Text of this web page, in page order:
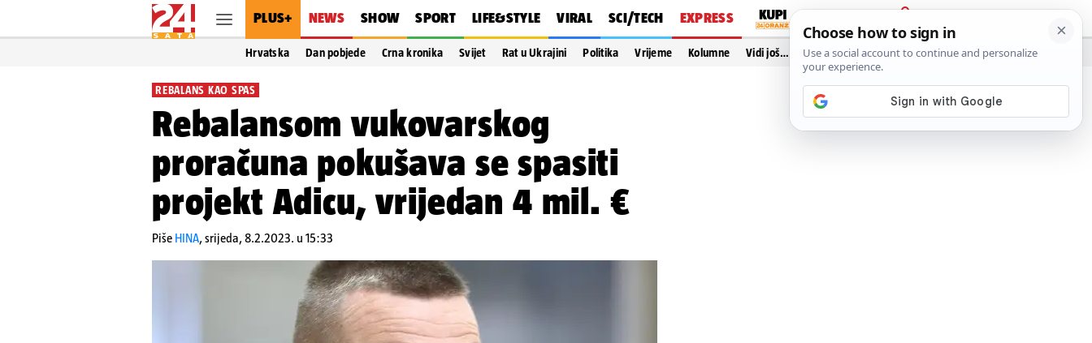
PLUS+ NEWS SHOW SPORT LIFE&STYLE VIRAL SCI/TECH EXPRESS
PRIJAVA
Hrvatska Dan pobjede Crna kronika Svijet Rat u Ukrajini Politika Vrijeme Kolumne Vidi još…
REBALANS KAO SPAS
Rebalansom vukovarskog
proračuna pokušava se spasiti
projekt Adicu, vrijedan 4 mil. €
Piše HINA,srijeda, 8.2.2023. u 15:33